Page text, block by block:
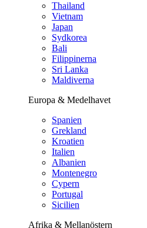
Thailand
Vietnam
Japan
Sydkorea
Bali
Filippinerna
Sri Lanka
Maldiverna
Europa & Medelhavet
Spanien
Grekland
Kroatien
Italien
Albanien
Montenegro
Cypern
Portugal
Sicilien
Afrika & Mellanöstern